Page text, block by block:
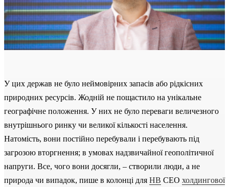
У цих держав не було неймовірних запасів або рідкісних
природних ресурсів. Жодній не пощастило на унікальне
географічне положення. У них не було переваги величезного
внутрішнього ринку чи великої кількості населення.
Натомість, вони постійно перебували і перебувають під
загрозою вторгнення; в умовах надзвичайної геополітичної
напруги. Все, чого вони досягли, ‒ створили люди, а не
природа чи випадок, пише в колонці для НВ СЕО холдингової